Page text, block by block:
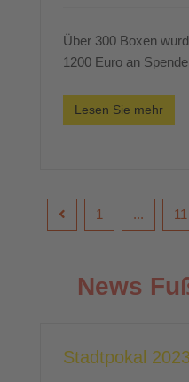
Über 300 Boxen
1200 Euro an
Lesen Sie mehr
1 ... 11
News
Stadtpokal 2023